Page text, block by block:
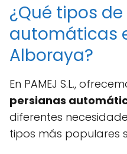
¿Qué tipos
automáticas
Alboraya?
En PAMEJ S.L.,
persianas
diferentes
tipos más populares